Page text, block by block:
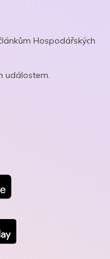
Hospodářských
událostem.